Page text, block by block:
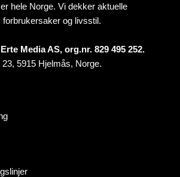
hele Norge. Vi dekker aktuelle
forbrukersaker og livsstil.
Media AS, org.nr. 829 495 252.
23, 5915 Hjelmås, Norge.